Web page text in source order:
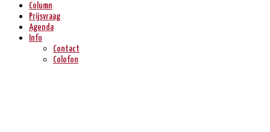
Column
Prijsvraag
Agenda
Info
Contact
Colofon